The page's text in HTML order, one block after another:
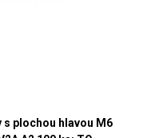
s plochou hlavou M6